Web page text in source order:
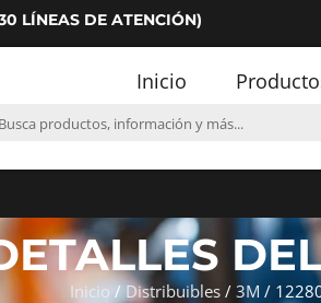
LÍNEAS DE ATENCIÓN)
Inicio
Inicio / Distribuibles/ 3M /